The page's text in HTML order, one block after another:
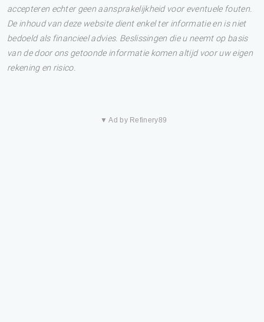
accepteren echter geen aansprakelijkheid voor eventuele fouten.
De inhoud van deze website dient enkel ter informatie en is niet
bedoeld als financieel advies. Beslissingen die u neemt op basis
van de door ons getoonde informatie komen altijd voor uw eigen
rekening en risico.
▼ Ad by Refinery89